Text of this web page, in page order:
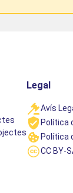
Legal
Avís
Política
Política
CC BY-